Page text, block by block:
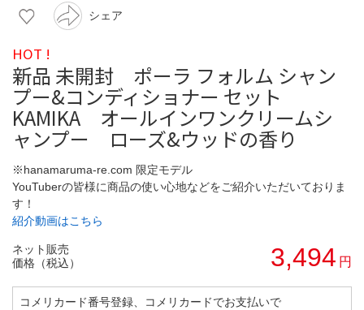
シェア
HOT !
新品 未開封 ポーラ フォルム シャン
プー&コンディショナー セット
KAMIKA オールインワンクリームシ
ャンプー ローズ&ウッドの香り
※hanamaruma-re.com 限定モデル
YouTuberの皆様に商品の使い心地などをご紹介いただいておりま
す！
紹介動画はこちら
ネット販売
価格（税込）
3,494 円
コメリカード番号登録、コメリカードでお支払いで